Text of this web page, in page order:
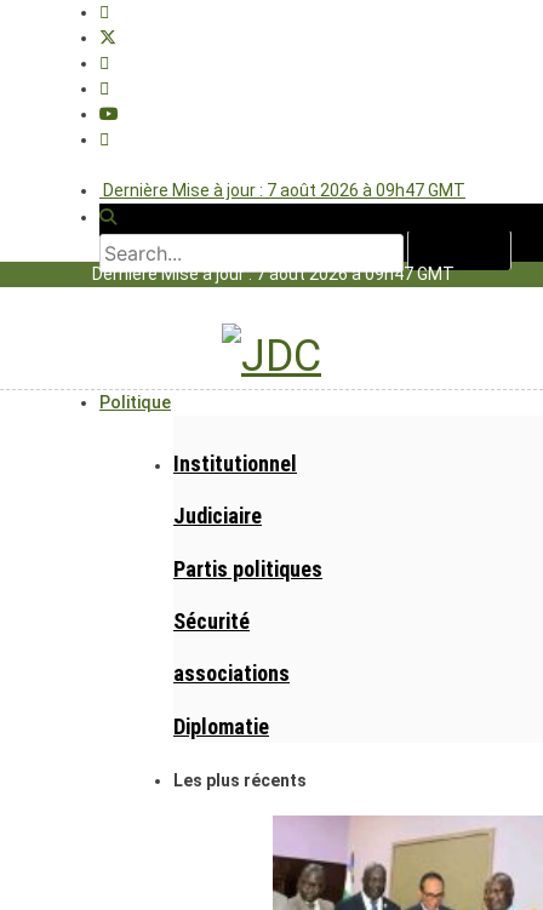
Dernière Mise à jour : 7 août 2026 à 09h47 GMT
Dernière Mise à jour : 7 août 2026 à 09h47 GMT
Politique
Institutionnel
Judiciaire
Partis politiques
Sécurité
associations
Diplomatie
Les plus récents